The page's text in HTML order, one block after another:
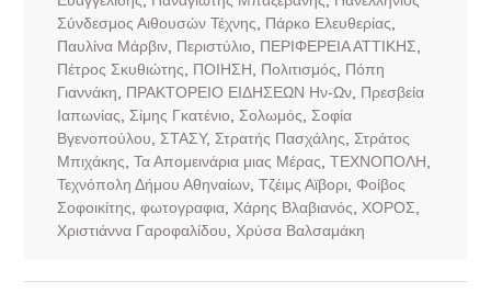
Σύνδεσμος Αιθουσών Τέχνης
Πάρκο Ελευθερίας
Παυλίνα Μάρβιν, Περιστύλιο ΠΕΡΙΦΕΡΕΙΑ ΑΤΤΙΚΗΣ
Πέτρος Σκυθιώτης
ΠΟΙΗΣΗ Πολιτισμός
Πόπη
Γιαννάκη
ΠΡΑΚΤΟΡΕΙΟ ΕΙΔΗΣΕΩΝ Ην-Ων, Πρεσβεία
Ιαπωνίας
Σίμης Γκατένιο Σολωμός
Σοφία
Βγενοπούλου
ΣΤΑΣΥ, Στρατής Πασχάλης
Στράτος
Μπιχάκης Τα Απομεινάρια μιας Μέρας ΤΕΧΝΟΠΟΛΗ
Τεχνόπολη Δήμου Αθηναίων, Τζέιμς Αϊβορι, Φοίβος
Σοφοικίτης φωτογραφια, Χάρης Βλαβιανός ΧΟΡΟΣ
Χριστιάννα Γαροφαλίδου
Χρύσα Βαλσαμάκη